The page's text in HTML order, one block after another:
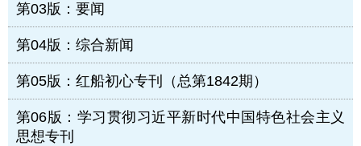
第03版：要闻
第04版：综合新闻
第05版：红船初心专刊（总第1842期）
第06版：学习贯彻习近平新时代中国特色社会主义
思想专刊